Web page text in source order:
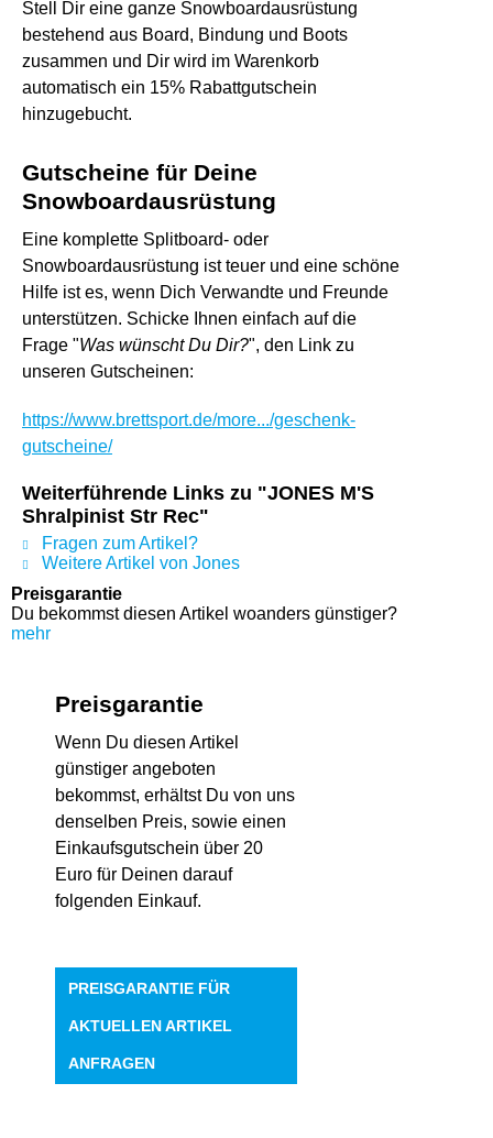
Stell Dir eine ganze Snowboardausrüstung
bestehend aus Board, Bindung und Boots
zusammen und Dir wird im Warenkorb
automatisch ein 15% Rabattgutschein
hinzugebucht.
Gutscheine für Deine
Snowboardausrüstung
Eine komplette Splitboard- oder
Snowboardausrüstung ist teuer und eine schöne
Hilfe ist es, wenn Dich Verwandte und Freunde
unterstützen. Schicke Ihnen einfach auf die
Frage "Was wünscht Du Dir?", den Link zu
unseren Gutscheinen:
https://www.brettsport.de/more.../geschenk-
gutscheine/
Weiterführende Links zu "JONES M'S
Shralpinist Str Rec"
Fragen zum Artikel?
Weitere Artikel von Jones
Preisgarantie
Du bekommst diesen Artikel woanders günstiger?
mehr
Preisgarantie
Wenn Du diesen Artikel
günstiger angeboten
bekommst, erhältst Du von uns
denselben Preis, sowie einen
Einkaufsgutschein über 20
Euro für Deinen darauf
folgenden Einkauf.
PREISGARANTIE FÜR
AKTUELLEN ARTIKEL
ANFRAGEN